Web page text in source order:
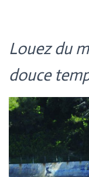
Louez du
douce